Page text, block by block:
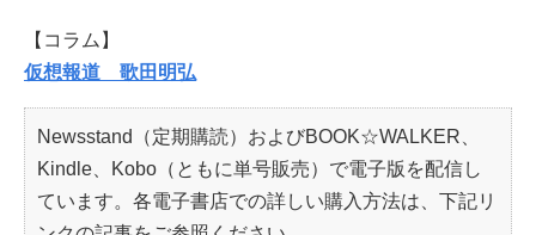
【コラム】
仮想報道 歌田明弘
Newsstand（定期購読）およびBOOK☆WALKER、
Kindle、Kobo（ともに単号販売）で電子版を配信し
ています。各電子書店での詳しい購入方法は、下記リ